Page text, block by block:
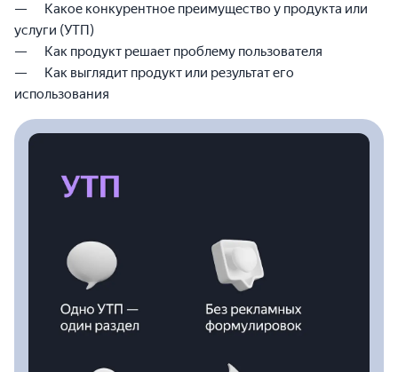
Какое конкурентное преимущество у продукта или
услуги (УТП)
Как продукт решает проблему пользователя
Как выглядит продукт или результат его
использования